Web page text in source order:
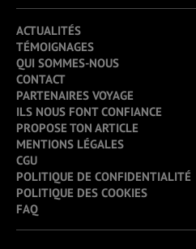
ACTUALITÉS
TÉMOIGNAGES
QUI SOMMES-NOUS
CONTACT
PARTENAIRES VOYAGE
ILS NOUS FONT CONFIANCE
PROPOSE TON ARTICLE
MENTIONS LÉGALES
CGU
POLITIQUE DE CONFIDENTIALITÉ
POLITIQUE DES COOKIES
FAQ